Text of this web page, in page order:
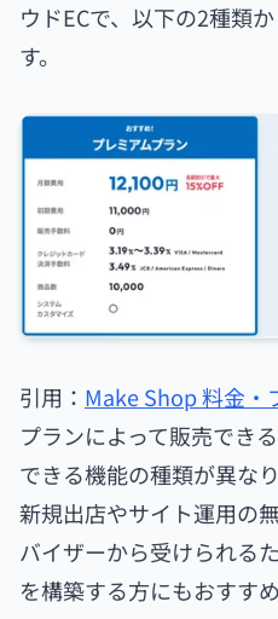
ウドECで、以下の2種類
す。
引用： Make Shop 料金・
プランによって販売でき
できる機能の種類が異なり
新規出店やサイト運用の
バイザーから受けられる
を構築する方にもおすすめ